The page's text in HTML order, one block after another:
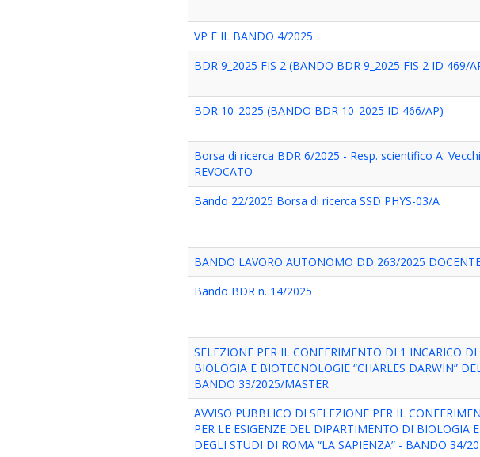
VP E IL BANDO 4/2025
BDR 9_2025 FIS 2 (BANDO BDR 9_2025 FIS 2 ID 469/
BDR 10_2025 (BANDO BDR 10_2025 ID 466/AP)
Borsa di ricerca BDR 6/2025 - Resp. scientifico A.
REVOCATO
Bando 22/2025 Borsa di ricerca SSD PHYS-03/A
BANDO LAVORO AUTONOMO DD 263/2025
Bando BDR n. 14/2025
SELEZIONE PER IL CONFERIMENTO DI 1 INCARICO
BIOLOGIA E BIOTECNOLOGIE “CHARLES DARWIN”
BANDO 33/2025/MASTER
AVVISO PUBBLICO DI SELEZIONE PER IL
PER LE ESIGENZE DEL DIPARTIMENTO DI BIOLOGIA
DEGLI STUDI DI ROMA “LA SAPIENZA” - BANDO 34/